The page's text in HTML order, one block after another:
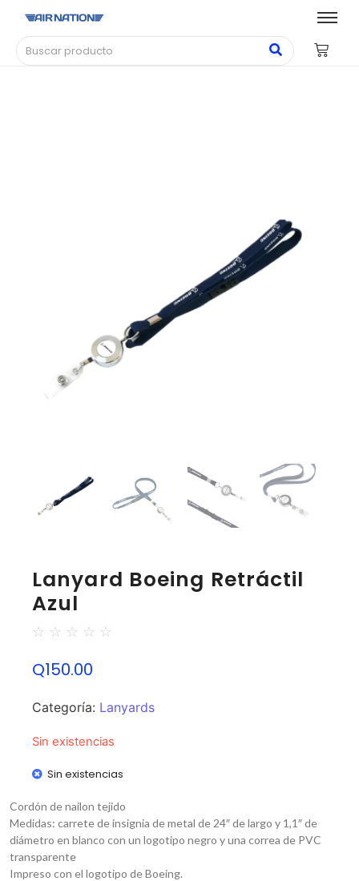
Lanyard Boeing Retráctil
Azul
☆ ☆ ☆ ☆ ☆
Q150.00
Categoría: Lanyards
Sin existencias
Sin existencias
Cordón de nailon tejido
Medidas: carrete de insignia de metal de 24″ de largo y 1,1″ de
diámetro en blanco con un logotipo negro y una correa de PVC
transparente
Impreso con el logotipo de Boeing.